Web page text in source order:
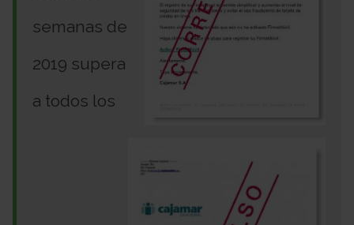
semanas de
2019 supera
a todos los